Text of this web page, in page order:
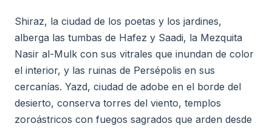
Shiraz, la ciudad de los poetas y los jardines,
alberga las tumbas de Hafez y Saadi, la Mezquita
Nasir al-Mulk con sus vitrales que inundan de color
el interior, y las ruinas de Persépolis en sus
cercanías. Yazd, ciudad de adobe en el borde del
desierto, conserva torres del viento, templos
zoroástricos con fuegos sagrados que arden desde